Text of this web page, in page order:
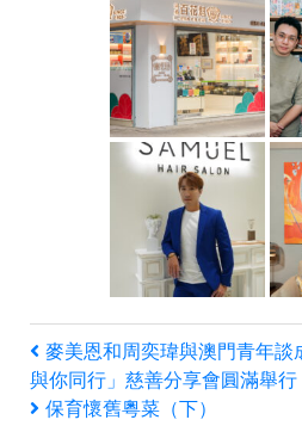
文
章
上
一
篇
麥美恩和周奕瑋與澳門青年
與你同行」慈善分享會圓滿舉行
下
保育懷舊粵菜（下）